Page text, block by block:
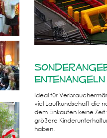
Entenangeln
Ideal für
viel Laufkundschaft die
dem Einkaufen keine Zeit
größere
haben.